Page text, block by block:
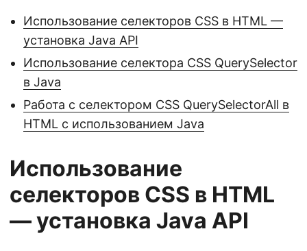
Использование селекторов CSS в HTML —
установка Java API
Использование селектора CSS QuerySelector
в Java
Работа с селектором CSS QuerySelectorAll в
HTML с использованием Java
Использование
селекторов CSS в HTML
— установка Java API